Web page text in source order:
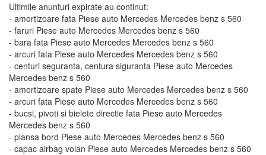
Ultimile anunturi expirate au continut:
- amortizoare fata Piese auto Mercedes Mercedes benz s 560
- faruri Piese auto Mercedes Mercedes benz s 560
- bara fata Piese auto Mercedes Mercedes benz s 560
- arcuri fata Piese auto Mercedes Mercedes benz s 560
- centuri seguranta, centura siguranta Piese auto Mercedes
Mercedes benz s 560
- amortizoare spate Piese auto Mercedes Mercedes benz s 560
- arcuri fata Piese auto Mercedes Mercedes benz s 560
- bucsi, pivoti si bielete directie fata Piese auto Mercedes
Mercedes benz s 560
- plansa bord Piese auto Mercedes Mercedes benz s 560
- capac airbag volan Piese auto Mercedes Mercedes benz s 560